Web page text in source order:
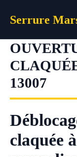
Serrure
13007
claquée